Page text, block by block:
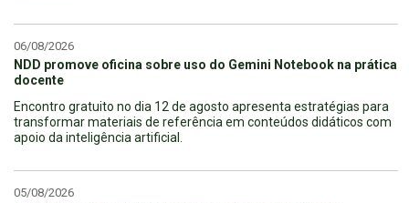
06/08/2026
NDD promove oficina sobre uso do Gemini Notebook na prática
docente
Encontro gratuito no dia 12 de agosto apresenta estratégias para
transformar materiais de referência em conteúdos didáticos com
apoio da inteligência artificial.
05/08/2026